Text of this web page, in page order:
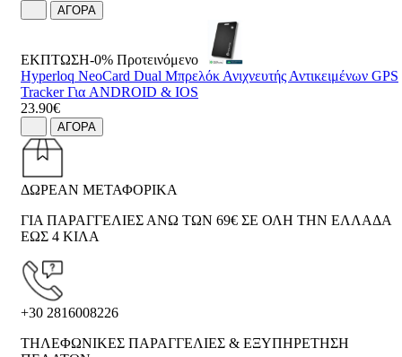
ΑΓΟΡΑ
ΕΚΠΤΩΣΗ-0% Προτεινόμενο
Hyperloq NeoCard Dual Μπρελόκ Ανιχνευτής Αντικειμένων GPS
Tracker Για ANDROID & IOS
23.90€
ΑΓΟΡΑ
ΔΩΡΕΑΝ ΜΕΤΑΦΟΡΙΚΑ
ΓΙΑ ΠΑΡΑΓΓΕΛΙΕΣ ΑΝΩ ΤΩΝ 69€ ΣΕ ΟΛΗ ΤΗΝ ΕΛΛΑΔΑ
ΕΩΣ 4 ΚΙΛΑ
+30 2816008226
ΤΗΛΕΦΩΝΙΚΕΣ ΠΑΡΑΓΓΕΛΙΕΣ & ΕΞΥΠΗΡΕΤΗΣΗ